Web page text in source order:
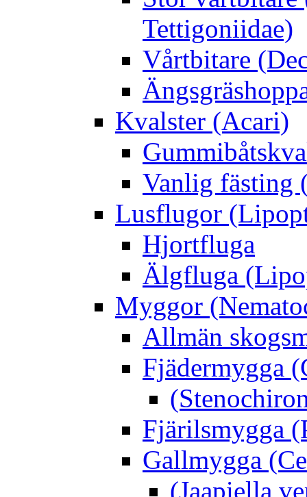
Tettigoniidae)
Vårtbitare
Kvalster (Acari)
Vanlig fästing
Lusflugor
Hjortfluga
Älgfluga
Myggor
Allmän
Fjädermygga
Fjärilsmygga
Gallmygga
(Jaapiella